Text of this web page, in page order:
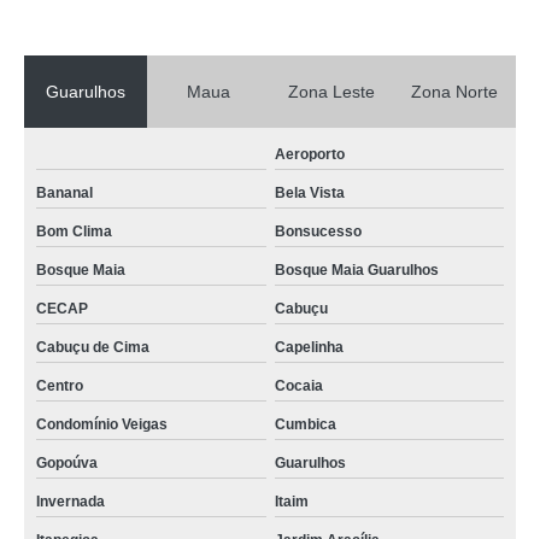
Guarulhos Maua Zona Leste Zona Norte
Aeroporto
Bananal Bela Vista
Bom Clima Bonsucesso
Bosque Maia Bosque Maia Guarulhos
CECAP Cabuçu
Cabuçu de Cima Capelinha
Centro Cocaia
Condomínio Veigas Cumbica
Gopoúva Guarulhos
Invernada Itaim